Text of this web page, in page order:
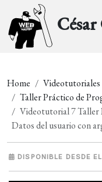
Home
Videotutoriales
Taller Práctico de
Videotutorial 7 Taller
Datos del usuario con
DISPONIBLE DESDE